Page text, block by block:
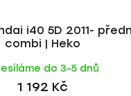
i40 5D 2011-
combi | Heko
do 3-5 dnů
1 192 Kč